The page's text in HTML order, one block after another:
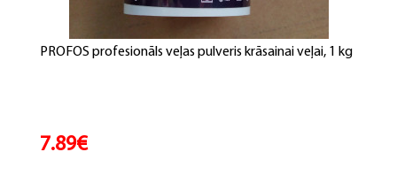
PROFOS profesionāls veļas pulveris krāsainai veļai, 1 kg
7.89€